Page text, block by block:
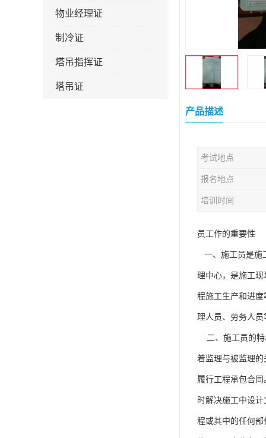
物业经理证
制冷证
塔吊指挥证
塔吊证
产品描述
考试地点
报名地点
培训时间
员工作的重要性
一、施工员是施
理中心，是施工
程施工生产和进
理人员、劳务人员
二、施工员的特
着监理与被监理
履行工程承包合
时解决施工中设
程或其中的任何部